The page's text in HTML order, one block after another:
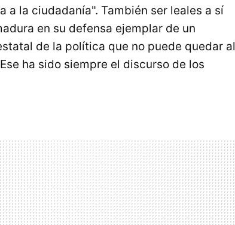
a la ciudadanía". También ser leales a sí
en su defensa ejemplar de un
de la política que no puede quedar al
ha sido siempre el discurso de los